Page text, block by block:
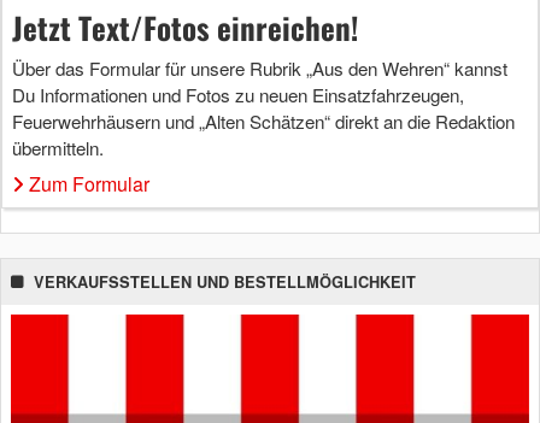
Jetzt Text/Fotos einreichen!
Über das Formular für unsere Rubrik „Aus den Wehren“ kannst
Du Informationen und Fotos zu neuen Einsatzfahrzeugen,
Feuerwehrhäusern und „Alten Schätzen“ direkt an die Redaktion
übermitteln.
Zum Formular
VERKAUFSSTELLEN UND BESTELLMÖGLICHKEIT